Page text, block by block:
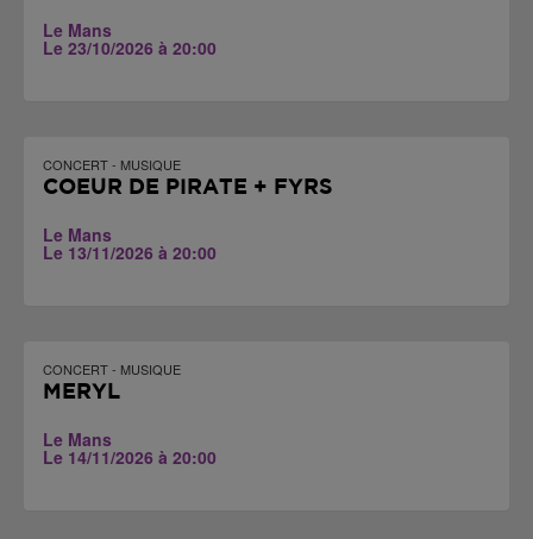
Le Mans
Le 23/10/2026 à 20:00
CONCERT - MUSIQUE
COEUR DE PIRATE + FYRS
Le Mans
Le 13/11/2026 à 20:00
CONCERT - MUSIQUE
MERYL
Le Mans
Le 14/11/2026 à 20:00